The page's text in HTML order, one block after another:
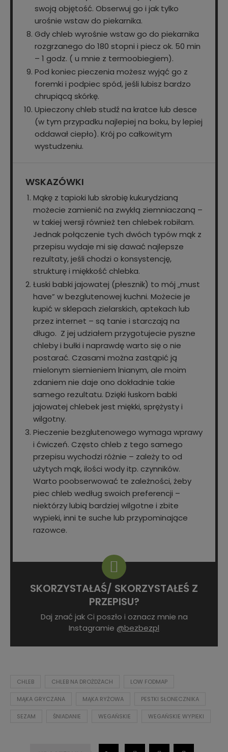
swoją objętość. Obserwuj go i jak tylko
urośnie wstaw do piekarnika.
Gdy chleb wyrośnie wstaw go do piekarnika
rozgrzanego do 180 stopni i piecz ok. 50 min
– 1 godz. ( u mnie z termoobiegiem).
Pod koniec pieczenia możesz wyjąć go z
foremki i podpiec spód, jeśli lubisz bardzo
chrupiącą skórkę.
Upieczony chleb studź na kratce lub desce
(w tym przypadku najlepiej na boku, by lepiej
oddawał ciepło). Krój po całkowitym
wystudzeniu.
WSKAZÓWKI
Mąkę z tapioki lub skrobię kukurydzianą
możecie zamienić na zwykłą ziemniaczaną –
w takiej wersji również ten chlebek robiłam.
Jednak połączenie tych dwóch typów mąk z
przepisu wydaje mi się dawać najlepsze
rezultaty, jeśli chodzi o konsystencję,
strukturę i miękkość chlebka.
Łuski babki jajowatej (płesznik) to mój „must
have” w bezglutenowej kuchni. Możecie je
kupić w sklepach zielarskich, aptekach lub
przez internet – są tanie i starczają na
długo. Z jej udziałem przygotujecie pyszne
chleby i bułki i naprawdę warto się o nie
postarać. Czasami można zastąpić ją
mielonym siemieniem lnianym, ale moim
zdaniem nie daje ono dokładnie takie
samego rezultatu. Dzięki łuskom babki
jajowatej chlebek jest miękki, sprężysty i
wilgotny.
Pieczenie bezglutenowego wymaga wprawy
i ćwiczeń. Często chleb z tego samego
przepisu wychodzi różnie – zależy to od
użytych mąk, ilości wody itp. czynników.
Warto poobserwować te zależności, żeby
piec chleb według swoich preferencji –
niektórzy lubią bardziej wilgotne i zbite
wypieki, inni te suche lub przypominające
razowce.
SKORZYSTAŁAŚ/ SKORZYSTAŁEŚ Z
PRZEPISU?
Daj znać jak Ci poszło i oznacz mnie na
Instagramie @bezbezpl
CHLEB CHLEB NA DROŻDŻACH LOW FODMAP
MĄKA GRYCZANA MĄKA RYŻOWA PESTKI SŁONECZNIKA
SEZAM ŚNIADANIE WEGAŃSKIE WEGAŃSKIE WYPIEKI